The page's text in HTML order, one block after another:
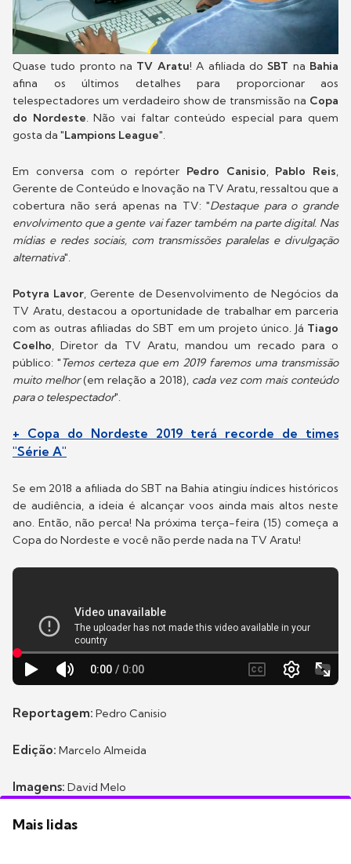
Quase tudo pronto na TV Aratu! A afiliada doSBT na Bahia
afina os últimos detalhes para proporcionar aos
telespectadores um verdadeiro show de transmissão na Copa
do Nordeste. Não vai faltar conteúdo especial para quem
gosta da "Lampions League".
Em conversa com o repórter Pedro Canisio, Pablo Reis,
Gerente de Conteúdo e Inovação na TV Aratu, ressaltou que a
cobertura não será apenas na TV: "Destaque para o grande
envolvimento que a gente vai fazer também na parte digital. Nas
mídias e redes sociais, com transmissões paralelas e divulgação
alternativa".
Potyra Lavor, Gerente de Desenvolvimento de Negócios da
TV Aratu, destacou a oportunidade de trabalhar em parceria
com as outras afiliadas do SBT em um projeto único. Já Tiago
Coelho, Diretor da TV Aratu, mandou um recado para o
público: "Temos certeza que em 2019 faremos uma transmissão
muito melhor(em relação a 2018), cada vez com mais conteúdo
para o telespectador".
+ Copa do Nordeste 2019 terá recorde de times
"Série A"
Se em 2018 a afiliada do SBT na Bahia atingiu índices históricos
de audiência, a ideia é alcançar voos ainda mais altos neste
ano. Então, não perca! Na próxima terça-feira (15) começa a
Copa do Nordeste e você não perde nada na TV Aratu!
Reportagem: Pedro Canisio
Edição: Marcelo Almeida
Imagens: David Melo
Mais lidas